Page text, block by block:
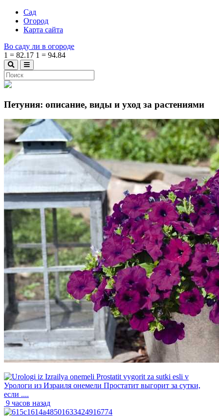
Сад
Огород
Карта сайта
Во саду ли в огороде
1 = 82.17 1 = 94.84
Петуния: описание, виды и уход за растениями
Урологи из Израиля онемели Простатит выгорит за сутки,
если ....
9 часов назад